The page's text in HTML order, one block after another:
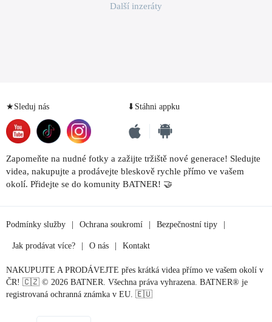
Další inzeráty
★Sleduj nás ⬇Stáhni appku
Zapomeňte na nudné fotky a zažijte tržiště nové generace! Sledujte
videa, nakupujte a prodávejte bleskově rychle přímo ve vašem
okolí. Přidejte se do komunity BATNER! 🤝
Podmínky služby Ochrana soukromí Bezpečnostní tipy
Jak prodávat více? O nás Kontakt
NAKUPUJTE A PRODÁVEJTE přes krátká videa přímo ve vašem okolí v
ČR! 🇨🇿 © 2026 BATNER. Všechna práva vyhrazena. BATNER® je
registrovaná ochranná známka v EU. 🇪🇺